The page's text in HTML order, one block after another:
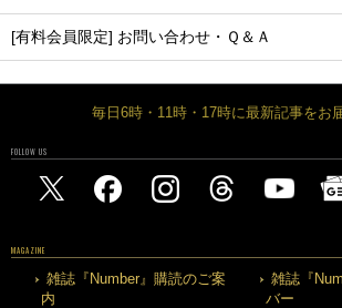
[有料会員限定] お問い合わせ・Ｑ＆Ａ
毎日6時・11時・17時に最新記事をお
FOLLOW US
MAGAZINE
雑誌『Number』購読のご案
内
雑誌『
バー